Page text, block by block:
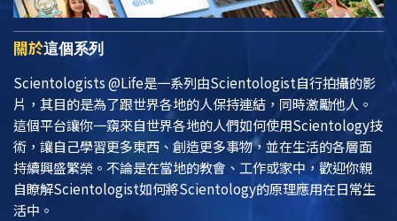
關於這個系列
Scientologists @Life是一系列由Scientologist自行拍攝的影
片，其目的是為了跟世界各地的人保持連結，同時激勵他人。
這個平台讓你一窺來自世界各地的人們如何使用Scientology技
術，讓自己學習更多東西、創造更多事物，並在生活的各層面
持續興盛繁榮。不論是在當地的教會、工作或家中，歡迎你親
自瞭解Scientologist如何將Scientology的原理應用在日常生
活中。